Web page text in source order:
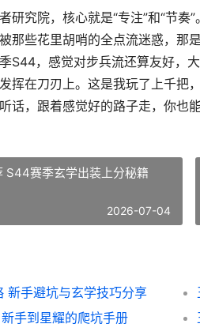
研究院，核心就是“专注”和“节
那些花里胡哨的全点流迷惑，那
S44，感觉对步兵流还算友好，
挥在刀刃上。这是我玩了上千把
话，跟着感觉好的路子走，你也能
S44赛季玄学出装上分秘籍
2026-07-04
新手避坑与玄学技巧分享
手到星耀的爬坑手册